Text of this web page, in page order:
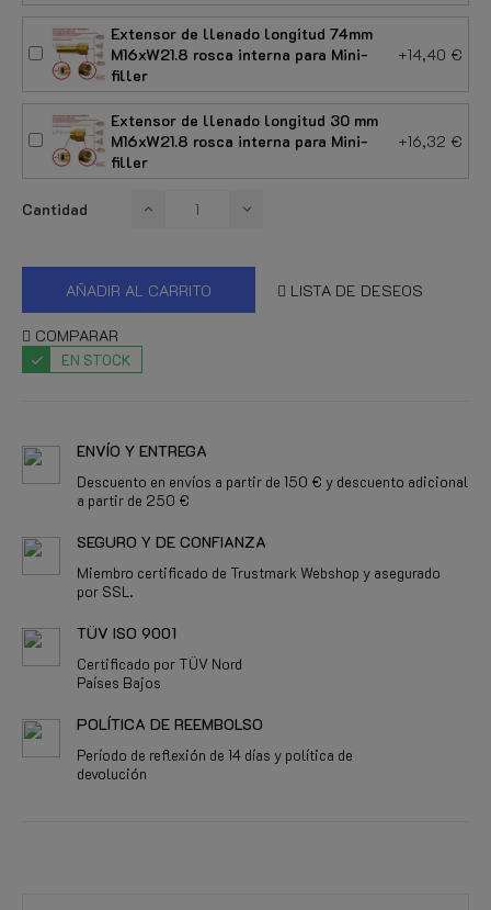
Extensor de llenado longitud 74mm
M16xW21.8 rosca interna para Mini-
filler
+14,40 €
Extensor de llenado longitud 30 mm
M16xW21.8 rosca interna para Mini-
filler
+16,32 €
Cantidad
AÑADIR AL CARRITO LISTA DE DESEOS
COMPARAR
EN STOCK
ENVÍO Y ENTREGA
Descuento en envíos a partir de 150 € y descuento adicional
a partir de 250 €
SEGURO Y DE CONFIANZA
Miembro certificado de Trustmark Webshop y asegurado
por SSL.
TÜV ISO 9001
Certificado por TÜV Nord
Países Bajos
POLÍTICA DE REEMBOLSO
Período de reflexión de 14 días y política de
devolución